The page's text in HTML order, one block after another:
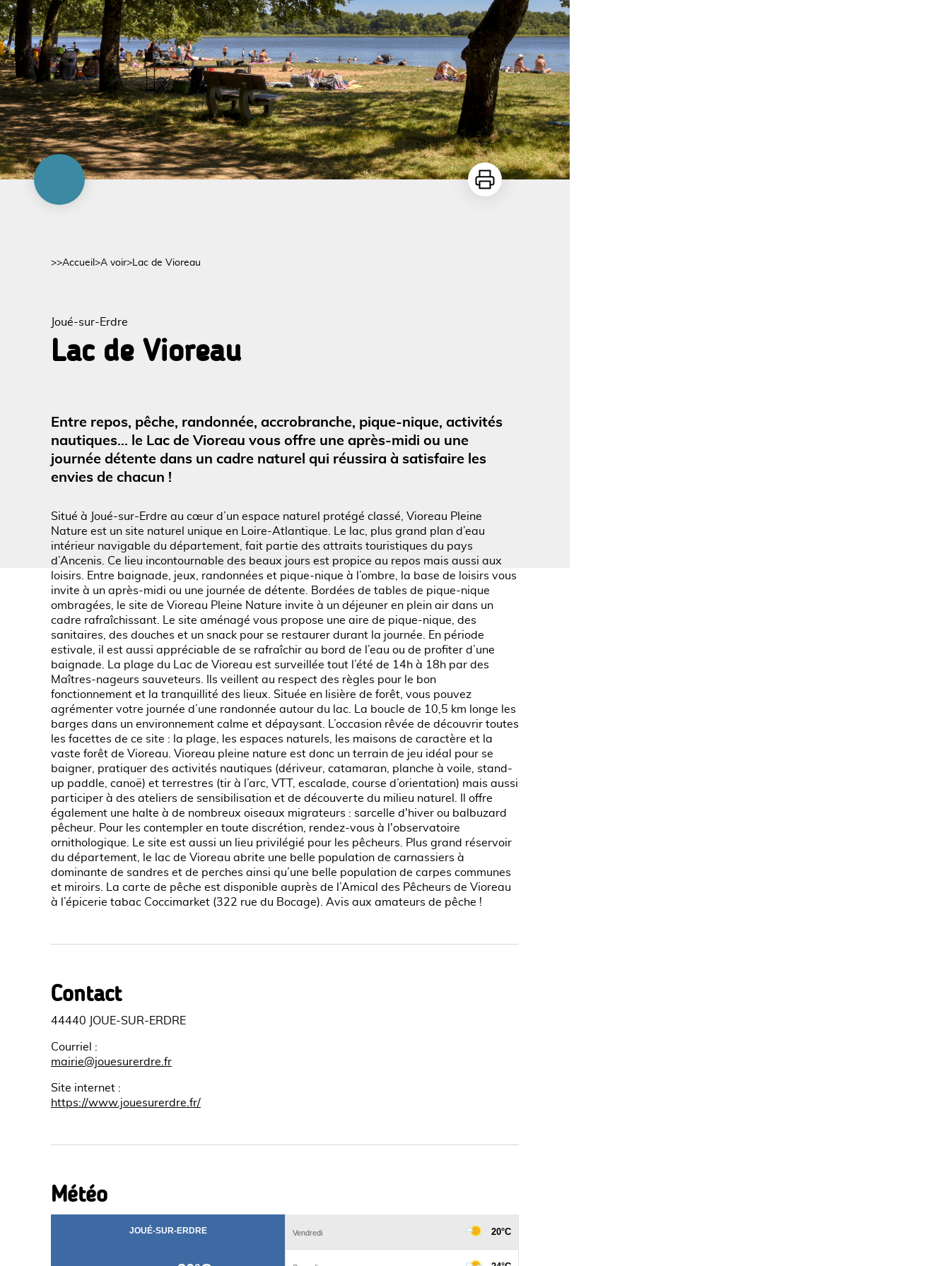
Imprimer
>>Accueil >A voir>Lac de Vioreau
Joué-sur-Erdre
Lac de Vioreau
Entre repos, pêche, randonnée, accrobranche, pique-nique, activités
nautiques... le Lac de Vioreau vous offre une après-midi ou une
journée détente dans un cadre naturel qui réussira à satisfaire les
envies de chacun !
Situé à Joué-sur-Erdre au cœur d’un espace naturel protégé classé, Vioreau Pleine
Nature est un site naturel unique en Loire-Atlantique. Le lac, plus grand plan d’eau
intérieur navigable du département, fait partie des attraits touristiques du pays
d’Ancenis. Ce lieu incontournable des beaux jours est propice au repos mais aussi aux
loisirs. Entre baignade, jeux, randonnées et pique-nique à l’ombre, la base de loisirs vous
invite à un après-midi ou une journée de détente. Bordées de tables de pique-nique
ombragées, le site de Vioreau Pleine Nature invite à un déjeuner en plein air dans un
cadre rafraîchissant. Le site aménagé vous propose une aire de pique-nique, des
sanitaires, des douches et un snack pour se restaurer durant la journée. En période
estivale, il est aussi appréciable de se rafraîchir au bord de l’eau ou de profiter d’une
baignade. La plage du Lac de Vioreau est surveillée tout l’été de 14h à 18h par des
Maîtres-nageurs sauveteurs. Ils veillent au respect des règles pour le bon
fonctionnement et la tranquillité des lieux. Située en lisière de forêt, vous pouvez
agrémenter votre journée d’une randonnée autour du lac. La boucle de 10,5 km longe les
barges dans un environnement calme et dépaysant. L’occasion rêvée de découvrir toutes
les facettes de ce site : la plage, les espaces naturels, les maisons de caractère et la
vaste forêt de Vioreau. Vioreau pleine nature est donc un terrain de jeu idéal pour se
baigner, pratiquer des activités nautiques (dériveur, catamaran, planche à voile, stand-
up paddle, canoë) et terrestres (tir à l’arc, VTT, escalade, course d’orientation) mais aussi
participer à des ateliers de sensibilisation et de découverte du milieu naturel. Il offre
également une halte à de nombreux oiseaux migrateurs : sarcelle d'hiver ou balbuzard
pêcheur. Pour les contempler en toute discrétion, rendez-vous à l'observatoire
ornithologique. Le site est aussi un lieu privilégié pour les pêcheurs. Plus grand réservoir
du département, le lac de Vioreau abrite une belle population de carnassiers à
dominante de sandres et de perches ainsi qu’une belle population de carpes communes
et miroirs. La carte de pêche est disponible auprès de l’Amical des Pêcheurs de Vioreau
à l’épicerie tabac Coccimarket (322 rue du Bocage). Avis aux amateurs de pêche !
Contact
44440 JOUE-SUR-ERDRE
Courriel
:
mairie@jouesurerdre.fr
Site internet :
https://www.jouesurerdre.fr/
Météo